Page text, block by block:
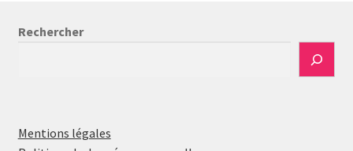
Rechercher
Mentions légales